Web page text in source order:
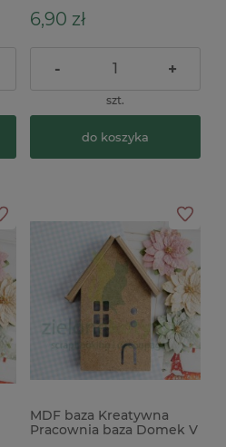
6,90 zł
- +
szt.
do koszyka
MDF baza Kreatywna
Pracownia baza Domek V